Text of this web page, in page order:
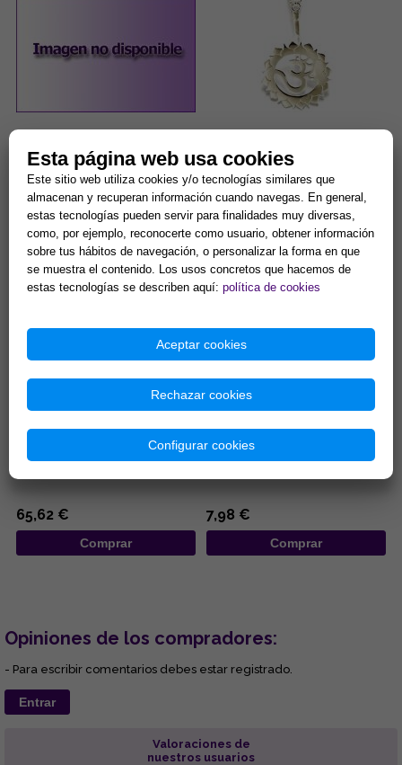
OJOS TURCOS COLOR LILA
CON PESTAÑAS BRILLANTES
5,00 €
Comprar
MANIPURA PLEXO SOLAR.
(PARA DONUT)
Manipura, chakra del ombligo,
chakra del plexo solar: Se
encuentra en la parte superior
del abdomen en la zona...
8,42 €
Comprar
DOMOE ZIRCONITAS
65,62 €
Comprar
AULLANDO SOBRE LUNA CON
PENTACULO ENTRELAZADO
7,98 €
Comprar
Opiniones de los compradores:
- Para escribir comentarios debes estar registrado.
Entrar
Valoraciones de
nuestros usuarios
Esta página web usa cookies
Este sitio web utiliza cookies y/o tecnologías similares que
almacenan y recuperan información cuando navegas. En general,
estas tecnologías pueden servir para finalidades muy diversas,
como, por ejemplo, reconocerte como usuario, obtener información
sobre tus hábitos de navegación, o personalizar la forma en que
se muestra el contenido. Los usos concretos que hacemos de
estas tecnologías se describen aquí: política de cookies
Aceptar cookies
Rechazar cookies
Configurar cookies